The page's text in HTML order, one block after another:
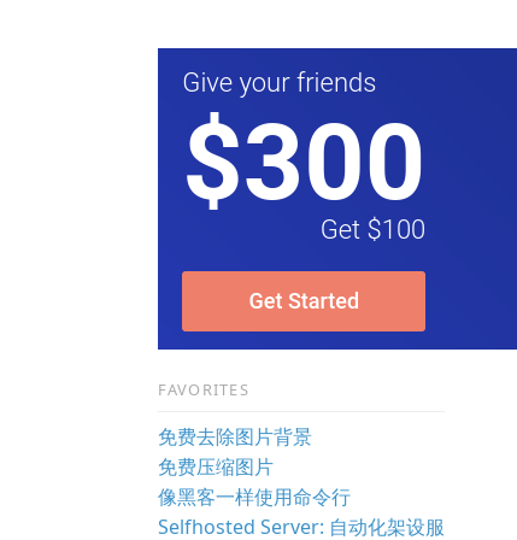
FAVORITES
免费去除图片背景
免费压缩图片
像黑客一样使用命令行
Selfhosted Server: 自动化架设服